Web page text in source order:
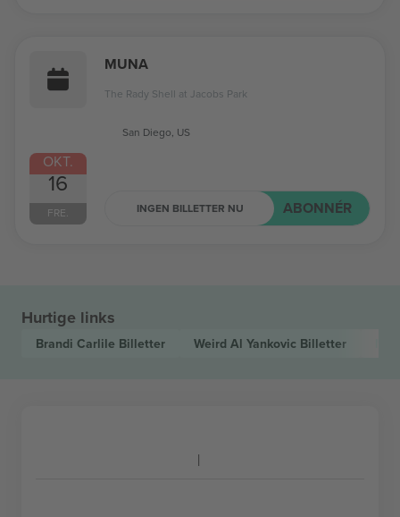
OKT.
16
FRE.
MUNA
The Rady Shell at Jacobs Park
San Diego, US
INGEN BILLETTER NU ABONNÉR
Hurtige links
Brandi Carlile Billetter Weird Al Yankovic Billetter